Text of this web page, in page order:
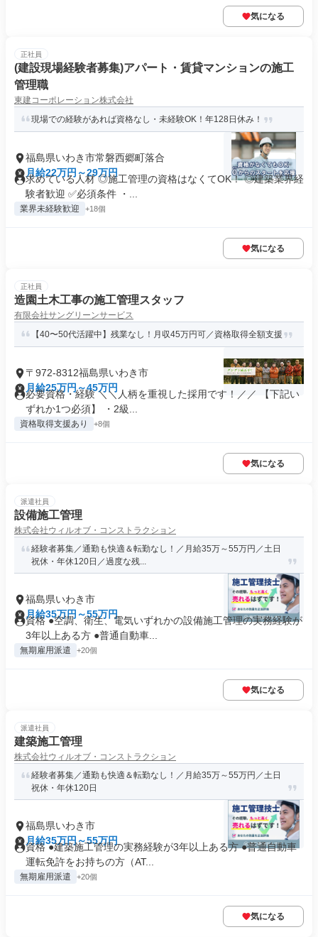
気になる
正社員
(建設現場経験者募集)アパート・賃貸マンションの施工
管理職
東建コーポレーション株式会社
現場での経験があれば資格なし・未経験OK！年128日休み！
福島県いわき市常磐西郷町落合
月給22万円～29万円
求めている人材 ◎施工管理の資格はなくてOK！ ◎建築業界経
験者歓迎 ✅必須条件 ・...
業界未経験歓迎 +18個
気になる
正社員
造園土木工事の施工管理スタッフ
有限会社サングリーンサービス
【40〜50代活躍中】残業なし！月収45万円可／資格取得全額支援
〒972-8312福島県いわき市
月給25万円～45万円
必要資格・経験 ＼＼人柄を重視した採用です！／／ 【下記い
ずれか1つ必須】 ・2級...
資格取得支援あり +8個
気になる
派遣社員
設備施工管理
株式会社ウィルオブ・コンストラクション
経験者募集／通勤も快適＆転勤なし！／月給35万～55万円／土日
祝休・年休120日／過度な残...
福島県いわき市
月給35万円～55万円
資格 ●空調、衛生、電気いずれかの設備施工管理の実務経験が
3年以上ある方 ●普通自動車...
無期雇用派遣 +20個
気になる
派遣社員
建築施工管理
株式会社ウィルオブ・コンストラクション
経験者募集／通勤も快適＆転勤なし！／月給35万～55万円／土日
祝休・年休120日
福島県いわき市
月給35万円～55万円
資格 ●建築施工管理の実務経験が3年以上ある方 ●普通自動車
運転免許をお持ちの方（AT...
無期雇用派遣 +20個
気になる